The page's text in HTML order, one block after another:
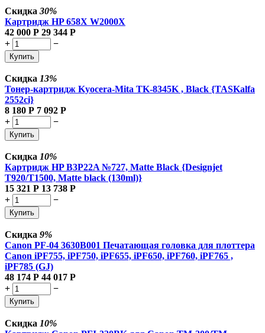
Скидка 30%
Картридж HP 658X W2000X
42 000 Р 29 344 Р
+
−
Купить
Скидка 13%
Тонер-картридж Kyocera-Mita TK-8345K , Black {TASKalfa
2552ci}
8 180 Р 7 092 Р
+
−
Купить
Скидка 10%
Картридж HP B3P22A №727, Matte Black {Designjet
T920/T1500, Matte black (130ml)}
15 321 Р 13 738 Р
+
−
Купить
Скидка 9%
Canon PF-04 3630B001 Печатающая головка для плоттера
Canon iPF755, iPF750, iPF655, iPF650, iPF760, iPF765 ,
iPF785 (GJ)
48 174 Р 44 017 Р
+
−
Купить
Скидка 10%